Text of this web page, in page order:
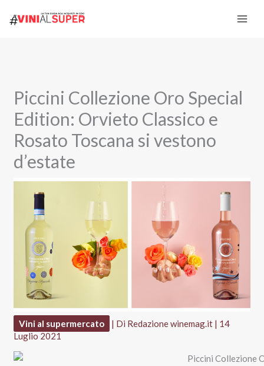
Piccini Collezione Oro Special
Edition: Orvieto Classico e
Rosato Toscana si vestono
d’estate
Vini al supermercato | Di Redazione winemag.it | 14
Luglio 2021